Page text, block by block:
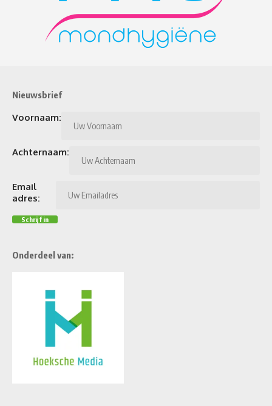
Nieuwsbrief
Voornaam:
Achternaam:
Email
adres:
Onderdeel van: